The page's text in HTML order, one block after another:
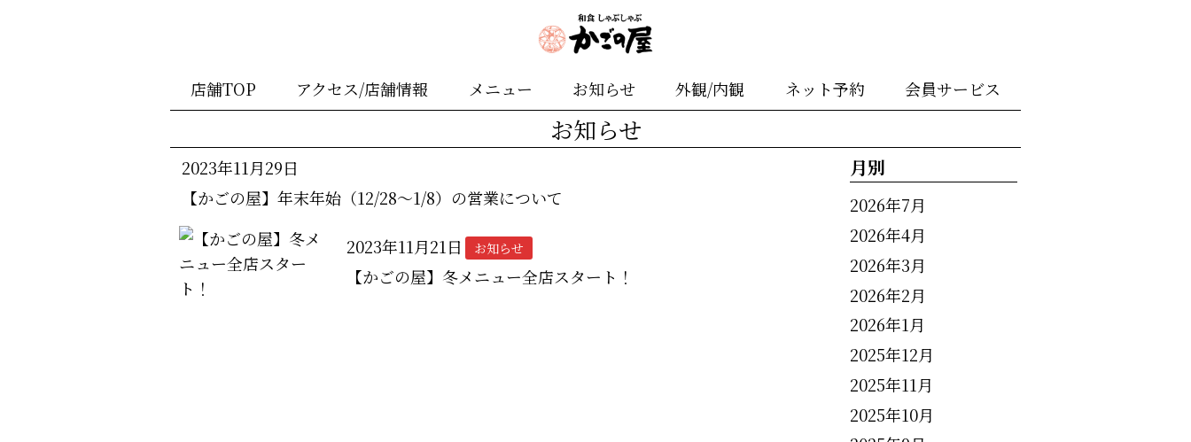
店舗TOP アクセス/店舗情報 メニュー お知らせ 外観/内観 ネット予約 会員サービス
お知らせ
2023年11月29日
【かごの屋】年末年始（12/28～1/8）の営業について
2023年11月21日 お知らせ
【かごの屋】冬メニュー全店スタート！
月別
2026年7月
2026年4月
2026年3月
2026年2月
2026年1月
2025年12月
2025年11月
2025年10月